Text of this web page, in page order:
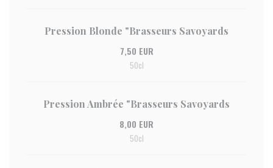
Pression Blonde "Brasseurs Savoyards
7,50 EUR
50cl
Pression Ambrée "Brasseurs Savoyards
8,00 EUR
50cl